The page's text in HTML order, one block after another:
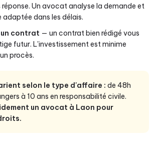
Un avocat analyse la demande et
adaptée dans les délais.
contrat — un contrat bien rédigé vous
futur. L'investissement est minime
procès.
selon le type d'affaire : de 48h
à 10 ans en responsabilité civile.
un avocat à Laon pour